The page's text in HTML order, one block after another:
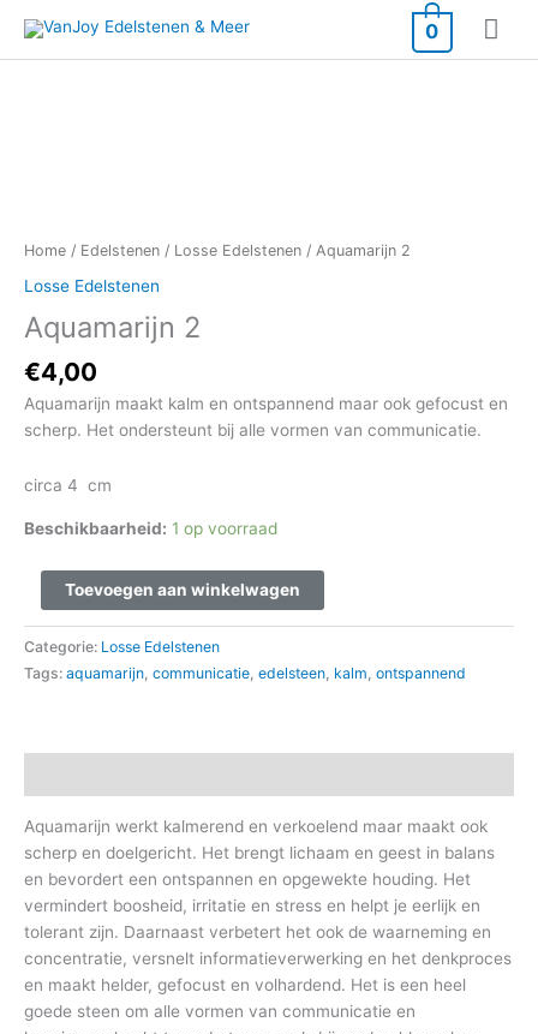
naar
de
0
Home / Edelstenen / Losse Edelstenen / Aquamarijn 2
Losse Edelstenen
Aquamarijn 2
€4,00
Aquamarijn maakt kalm en ontspannend maar ook gefocust en
scherp. Het ondersteunt bij alle vormen van communicatie.
circa 4 cm
Beschikbaarheid: 1 op voorraad
Toevoegen aan winkelwagen
Categorie: Losse Edelstenen
Tags: aquamarijn, communicatie, edelsteen, kalm, ontspannend
Aquamarijn werkt kalmerend en verkoelend maar maakt ook
scherp en doelgericht. Het brengt lichaam en geest in balans
en bevordert een ontspannen en opgewekte houding. Het
vermindert boosheid, irritatie en stress en helpt je eerlijk en
tolerant zijn. Daarnaast verbetert het ook de waarneming en
concentratie, versnelt informatieverwerking en het denkproces
en maakt helder, gefocust en volhardend. Het is een heel
goede steen om alle vormen van communicatie en